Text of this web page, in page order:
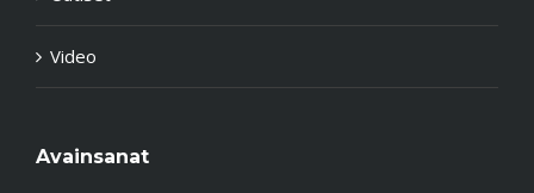
Video
Avainsanat